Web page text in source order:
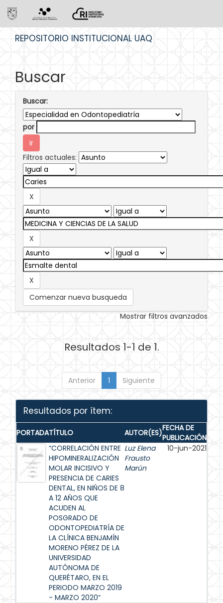
REPOSITORIO INSTITUCIONAL UAQ
Buscar
Buscar:
por
Filtros actuales:
Comenzar nueva busqueda
Mostrar filtros avanzados
Resultados 1-1 de 1.
Anterior 1 Siguiente
Resultados por ítem:
PORTADATÍTULO AUTOR(ES)FECHA DE
PUBLICACIÓN
“CORRELACIÓN ENTRE
HIPOMINERALIZACIÓN
MOLAR INCISIVO Y
PRESENCIA DE CARIES
DENTAL, EN NIÑOS DE 8
A 12 AÑOS QUE
ACUDEN AL
POSGRADO DE
ODONTOPEDIATRÍA DE
LA CLÍNICA BENJAMÍN
MORENO PÉREZ DE LA
UNIVERSIDAD
AUTÓNOMA DE
QUERÉTARO, EN EL
PERIODO MARZO 2019
- MARZO 2020”
Luz Elena
Frausto
Marún
10-jun-2021